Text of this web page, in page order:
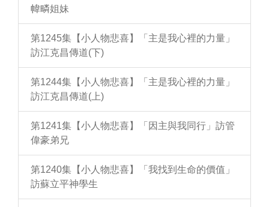
幃疄姐妹
第1245集【小人物悲喜】「主是我心裡的力量」
訪江克昌傳道(下)
第1244集【小人物悲喜】「主是我心裡的力量」
訪江克昌傳道(上)
第1241集【小人物悲喜】「因主與我同行」訪管
偉豪弟兄
第1240集【小人物悲喜】「我找到生命的價值」
訪蘇立平神學生